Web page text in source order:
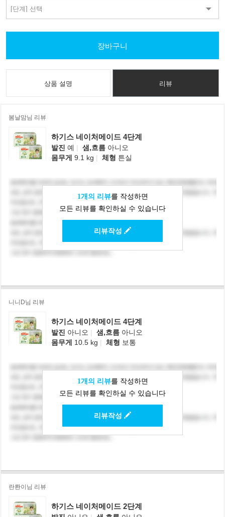
장바구니
상품 설명 리뷰
봄날맘님 리뷰
하기스 네이처메이드 4단계
발진 예 | 샘,흐름 아니오
몸무게 9.1 kg | 체형 튼실
1개의 리뷰를 작성하면
모든 리뷰를 확인하실 수 있습니다
리뷰작성
니니D님 리뷰
하기스 네이처메이드 4단계
발진 아니오 | 샘,흐름 아니오
몸무게 10.5 kg | 체형 보통
1개의 리뷰를 작성하면
모든 리뷰를 확인하실 수 있습니다
리뷰작성
란롼이님 리뷰
하기스 네이처메이드 2단계